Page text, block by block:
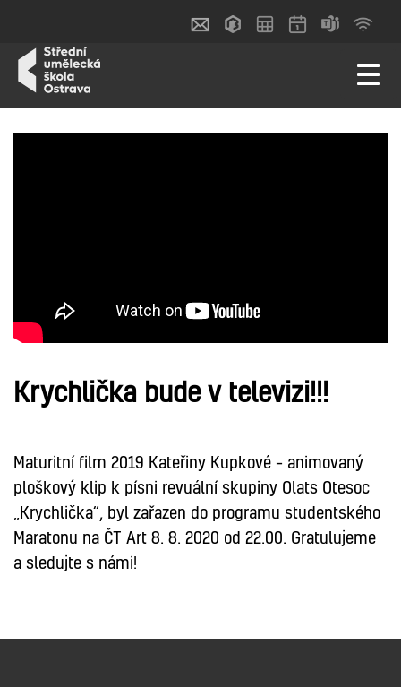
Krychlička bude v televizi!!!
Maturitní film 2019 Kateřiny Kupkové – animovaný
ploškový klip k písni revuální skupiny Olats Otesoc
„Krychlička“, byl zařazen do programu studentského
Maratonu na ČT Art 8. 8. 2020 od 22.00. Gratulujeme
a sledujte s námi!